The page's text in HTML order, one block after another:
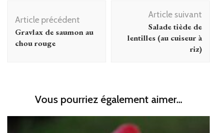
d'article
Article précédent
Gravlax de saumon au
chou rouge
Article suivant
Salade tiède de
lentilles (au cuiseur à
riz)
Vous pourriez également aimer...